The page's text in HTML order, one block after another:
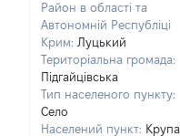
Район в області та
Автономній Республіці
Крим: Луцький
Територіальна громада:
Підгайцівська
Тип населеного пункту:
Село
Населений пункт: Крупа